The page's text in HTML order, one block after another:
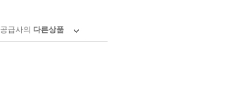
공급사의 다른상품